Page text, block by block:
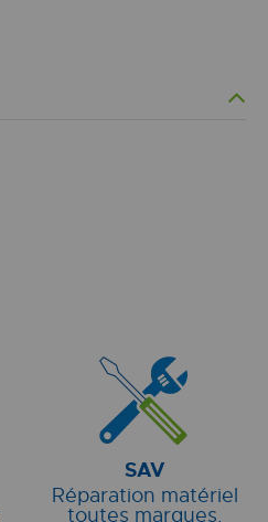
SAV
Réparation matériel
toutes marques.